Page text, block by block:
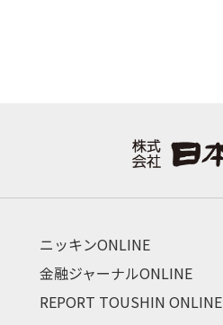
ニッキンONLINE
金融ジャーナルONLINE
REPORT TOUSHIN ONLINE